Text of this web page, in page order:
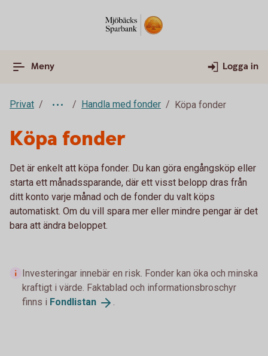
Meny Logga in
Privat Handla med fonder Köpa fonder
Köpa fonder
Det är enkelt att köpa fonder. Du kan göra engångsköp eller
starta ett månadssparande, där ett visst belopp dras från
ditt konto varje månad och de fonder du valt köps
automatiskt. Om du vill spara mer eller mindre pengar är det
bara att ändra beloppet.
Investeringar innebär en risk. Fonder kan öka och minska
kraftigt i värde. Faktablad och informationsbroschyr
finns i Fondlistan .